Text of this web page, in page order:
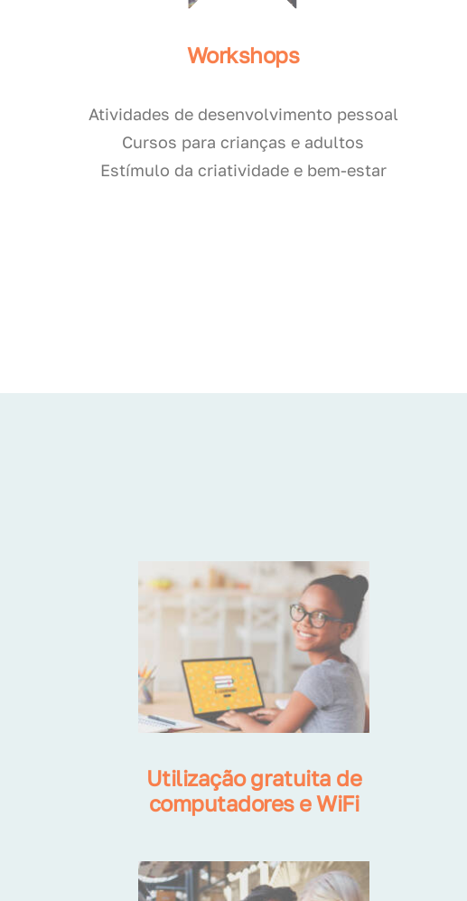
Workshops
Atividades de desenvolvimento pessoal
Cursos para crianças e adultos
Estímulo da criatividade e bem-estar
Utilização gratuita de
computadores e WiFi